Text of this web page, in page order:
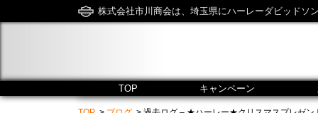
株式会社市川商会は、埼玉県にハーレーダビッドソ
TOP キャンペーン